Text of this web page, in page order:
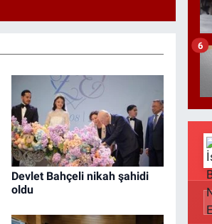
Devlet Bahçeli nikah şahidi
oldu
6